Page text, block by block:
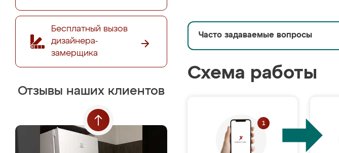
Бесплатный вызов
дизайнера-
замерщика
Отзывы наших клиентов
Часто задаваемые вопросы
Схема работы